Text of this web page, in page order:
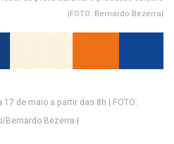
|FOTO: Bernardo Bezerra|
de maio a partir das 8h | FOTO:
Bernardo Bezerra |